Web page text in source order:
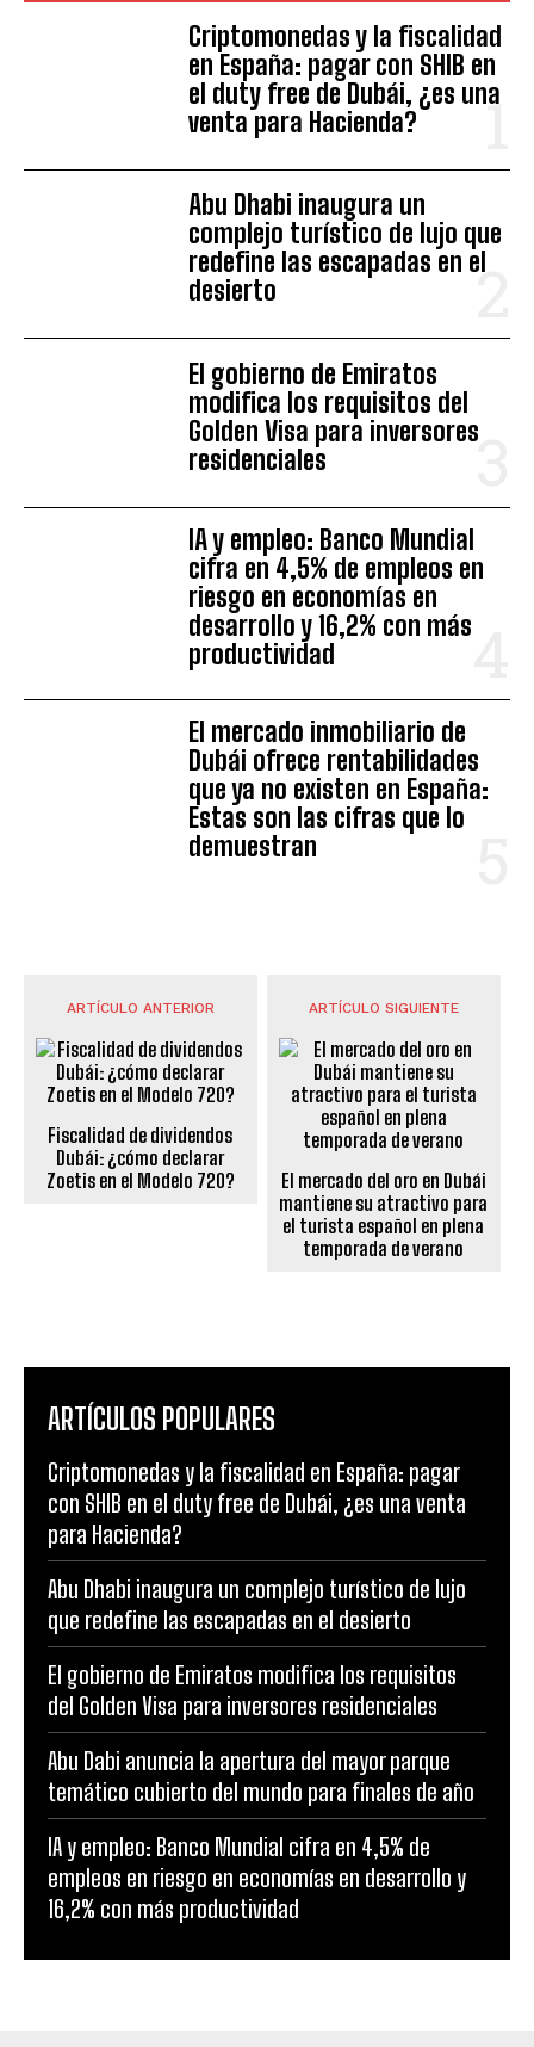
Criptomonedas y la fiscalidad
en España: pagar con SHIB en
el duty free de Dubái, ¿es una
venta para Hacienda?
Abu Dhabi inaugura un
complejo turístico de lujo que
redefine las escapadas en el
desierto
El gobierno de Emiratos
modifica los requisitos del
Golden Visa para inversores
residenciales
IA y empleo: Banco Mundial
cifra en 4,5% de empleos en
riesgo en economías en
desarrollo y 16,2% con más
productividad
El mercado inmobiliario de
Dubái ofrece rentabilidades
que ya no existen en España:
Estas son las cifras que lo
demuestran
ARTÍCULO ANTERIOR
Fiscalidad de dividendos
Dubái: ¿cómo declarar
Zoetis en el Modelo 720?
ARTÍCULO SIGUIENTE
El mercado del oro en Dubái
mantiene su atractivo para
el turista español en plena
temporada de verano
ARTÍCULOS POPULARES
Criptomonedas y la fiscalidad en España: pagar
con SHIB en el duty free de Dubái, ¿es una venta
para Hacienda?
Abu Dhabi inaugura un complejo turístico de lujo
que redefine las escapadas en el desierto
El gobierno de Emiratos modifica los requisitos
del Golden Visa para inversores residenciales
Abu Dabi anuncia la apertura del mayor parque
temático cubierto del mundo para finales de año
IA y empleo: Banco Mundial cifra en 4,5% de
empleos en riesgo en economías en desarrollo y
16,2% con más productividad